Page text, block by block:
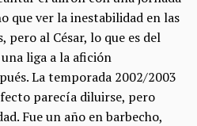
que ver la inestabilidad en las
pero al César, lo que es del
liga a la afición
La temporada 2002/2003
parecía diluirse, pero
Fue un año en barbecho,